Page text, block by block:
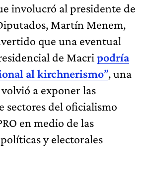
involucró al presidente de
Martín Menem,
que una eventual
de Macri podría
al kirchnerismo”, una
a exponer las
sectores del oficialismo
en medio de las
y electorales